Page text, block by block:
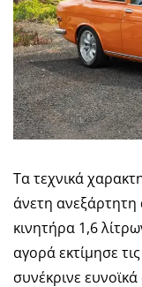
Τα τεχνικά
άνετη
κινητήρα 1,6
αγορά εκτίμησε
συνέκρινε